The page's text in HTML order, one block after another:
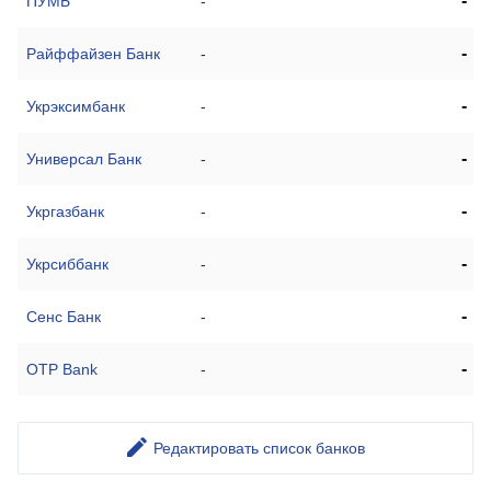
Райффайзен Банк - -
Укрэксимбанк - -
Универсал Банк - -
Укргазбанк - -
Укрсиббанк - -
Сенс Банк - -
OTP Bank - -
Редактировать список банков